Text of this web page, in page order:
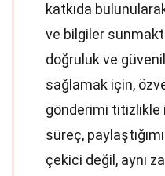
katkıda
ve bilgiler
doğruluk ve
sağlamak için,
gönderimi titizlikle
süreç,
çekici değil, aynı